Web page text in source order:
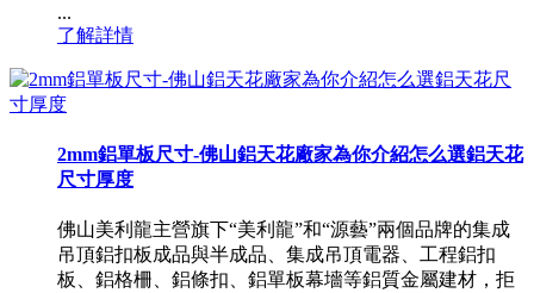
...
了解詳情
2mm鋁單板尺寸-佛山鋁天花廠家為你介紹怎么選鋁天花
尺寸厚度
佛山美利龍主營旗下“美利龍”和“源藝”兩個品牌的集成
吊頂鋁扣板成品與半成品、集成吊頂電器、工程鋁扣
板、鋁格柵、鋁條扣、鋁單板幕墻等鋁質金屬建材，拒